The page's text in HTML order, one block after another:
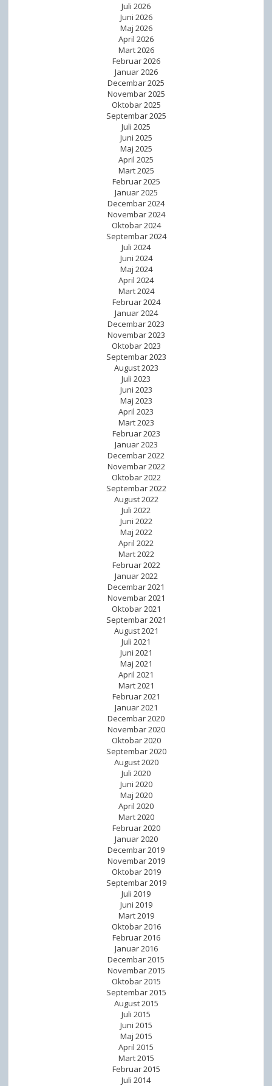
k
o
g
p
z
a
Juli 2026
Juni 2026
Maj 2026
April 2026
Mart 2026
Februar 2026
Januar 2026
Decembar 2025
Novembar 2025
Oktobar 2025
Septembar 2025
Juli 2025
Juni 2025
Maj 2025
April 2025
Mart 2025
Februar 2025
Januar 2025
Decembar 2024
Novembar 2024
Oktobar 2024
Septembar 2024
Juli 2024
Juni 2024
Maj 2024
April 2024
Mart 2024
Februar 2024
Januar 2024
Decembar 2023
Novembar 2023
Oktobar 2023
Septembar 2023
August 2023
Juli 2023
Juni 2023
Maj 2023
April 2023
Mart 2023
Februar 2023
Januar 2023
Decembar 2022
Novembar 2022
Oktobar 2022
Septembar 2022
August 2022
Juli 2022
Juni 2022
Maj 2022
April 2022
Mart 2022
Februar 2022
Januar 2022
Decembar 2021
Novembar 2021
Oktobar 2021
Septembar 2021
August 2021
Juli 2021
Juni 2021
Maj 2021
April 2021
Mart 2021
Februar 2021
Januar 2021
Decembar 2020
Novembar 2020
Oktobar 2020
Septembar 2020
August 2020
Juli 2020
Juni 2020
Maj 2020
April 2020
Mart 2020
Februar 2020
Januar 2020
Decembar 2019
Novembar 2019
Oktobar 2019
Septembar 2019
Juli 2019
Juni 2019
Mart 2019
Oktobar 2016
Februar 2016
Januar 2016
Decembar 2015
Novembar 2015
Oktobar 2015
Septembar 2015
August 2015
Juli 2015
Juni 2015
Maj 2015
April 2015
Mart 2015
Februar 2015
Juli 2014